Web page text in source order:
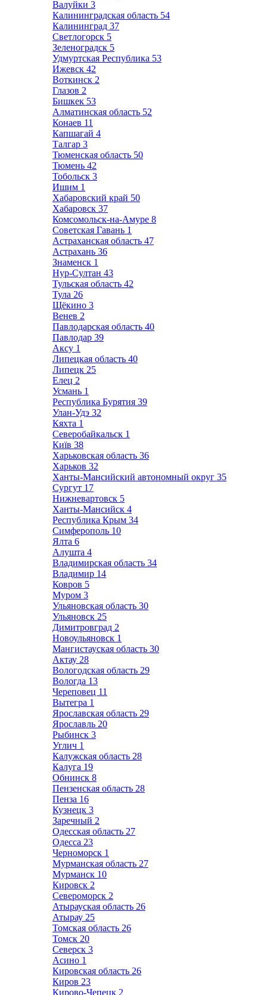
Валуйки 3
Калининградская область 54
Калининград 37
Светлогорск 5
Зеленоградск 5
Удмуртская Республика 53
Ижевск 42
Воткинск 2
Глазов 2
Бишкек 53
Алматинская область 52
Конаев 11
Капшагай 4
Талгар 3
Тюменская область 50
Тюмень 42
Тобольск 3
Ишим 1
Хабаровский край 50
Хабаровск 37
Комсомольск-на-Амуре 8
Советская Гавань 1
Астраханская область 47
Астрахань 36
Знаменск 1
Нур-Султан 43
Тульская область 42
Тула 26
Щёкино 3
Венев 2
Павлодарская область 40
Павлодар 39
Аксу 1
Липецкая область 40
Липецк 25
Елец 2
Усмань 1
Республика Бурятия 39
Улан-Удэ 32
Кяхта 1
Северобайкальск 1
Київ 38
Харьковская область 36
Харьков 32
Ханты-Мансийский автономный округ 35
Сургут 17
Нижневартовск 5
Ханты-Мансийск 4
Республика Крым 34
Симферополь 10
Ялта 6
Алушта 4
Владимирская область 34
Владимир 14
Ковров 5
Муром 3
Ульяновская область 30
Ульяновск 25
Димитровград 2
Новоульяновск 1
Мангистауская область 30
Актау 28
Вологодская область 29
Вологда 13
Череповец 11
Вытегра 1
Ярославская область 29
Ярославль 20
Рыбинск 3
Углич 1
Калужская область 28
Калуга 19
Обнинск 8
Пензенская область 28
Пенза 16
Кузнецк 3
Заречный 2
Одесская область 27
Одесса 23
Черноморск 1
Мурманская область 27
Мурманск 10
Кировск 2
Североморск 2
Атырауская область 26
Атырау 25
Томская область 26
Томск 20
Северск 3
Асино 1
Кировская область 26
Киров 23
Кирово-Чепецк 2